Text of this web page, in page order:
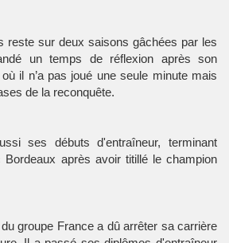
reste sur deux saisons gâchées par les
un temps de réflexion après son
il n’a pas joué une seule minute mais
de la reconquête.
ses débuts d'entraîneur, terminant
après avoir titillé le champion
groupe France a dû arrêter sa carrière